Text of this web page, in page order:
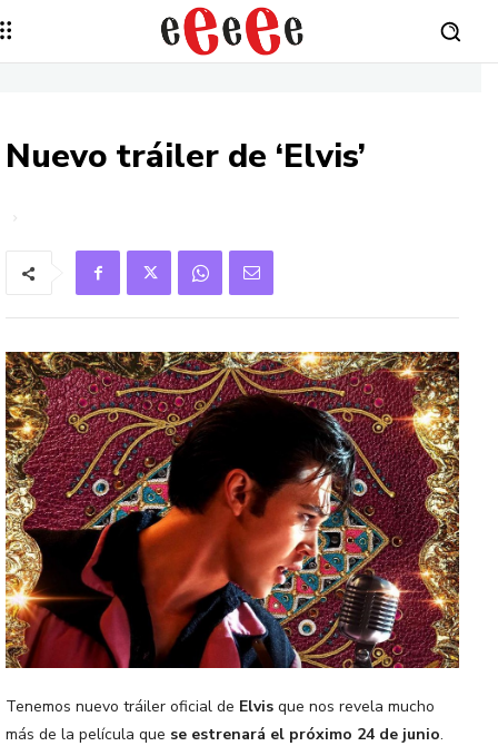
Nuevo tráiler de ‘Elvis’
Tenemos nuevo tráiler oficial de Elvis que nos revela mucho
más de la película que se estrenará el próximo 24 de junio.